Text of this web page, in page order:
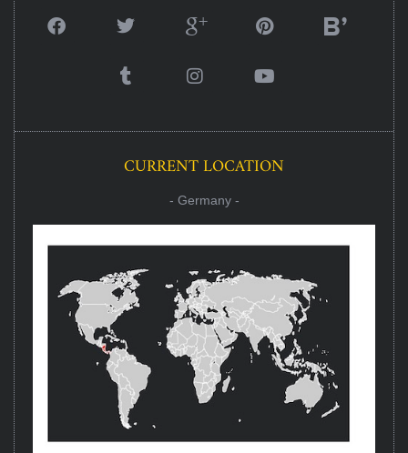
CURRENT LOCATION
- Germany -